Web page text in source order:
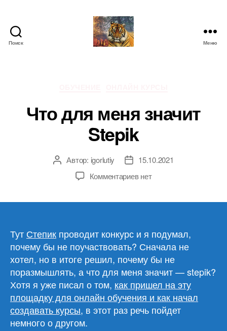
Поиск Меню
Что для меня значит
Stepik
Автор
записи
Автор: igorlutiy
Дата15.10.2021
Комментариевк
значит
Stepik
нет
Тут Степик проводит конкурс и я подумал,
почему бы не поучаствовать? Сначала не
хотел, но в итоге решил, почему бы не
поразмышлять, а что для меня значит — stepik?
Хотя я уже писал о том, как пришел на эту
площадку для онлайн обучения и как начал
создавать курсы, в этот раз речь пойдет
немного о другом.